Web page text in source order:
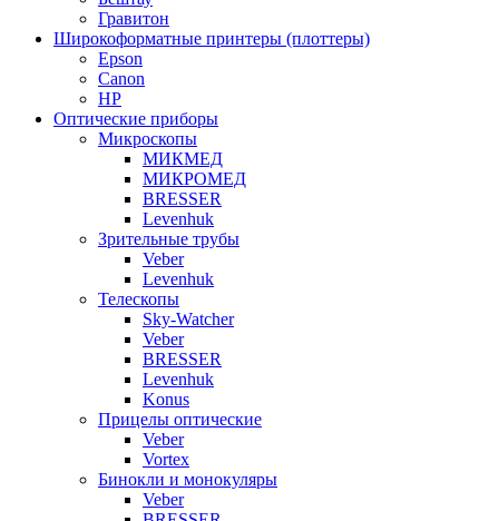
Гравитон
Широкоформатные принтеры (плоттеры)
Epson
Canon
HP
Оптические приборы
Микроскопы
МИКМЕД
МИКРОМЕД
BRESSER
Levenhuk
Зрительные трубы
Veber
Levenhuk
Телескопы
Sky-Watcher
Veber
BRESSER
Levenhuk
Konus
Прицелы оптические
Veber
Vortex
Бинокли и монокуляры
Veber